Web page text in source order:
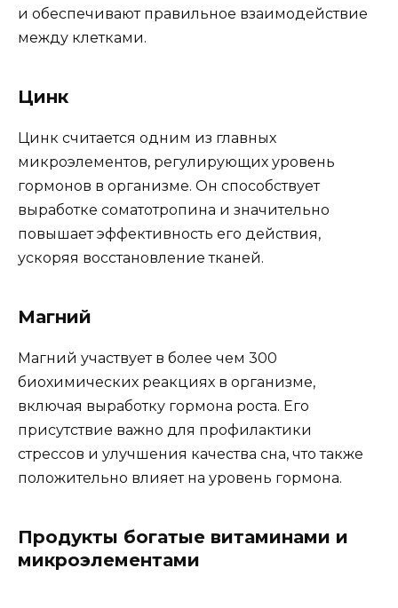
и обеспечивают правильное взаимодействие
между клетками.
Цинк
Цинк считается одним из главных
микроэлементов, регулирующих уровень
гормонов в организме. Он способствует
выработке соматотропина и значительно
повышает эффективность его действия,
ускоряя восстановление тканей.
Магний
Магний участвует в более чем 300
биохимических реакциях в организме,
включая выработку гормона роста. Его
присутствие важно для профилактики
стрессов и улучшения качества сна, что также
положительно влияет на уровень гормона.
Продукты богатые витаминами и
микроэлементами